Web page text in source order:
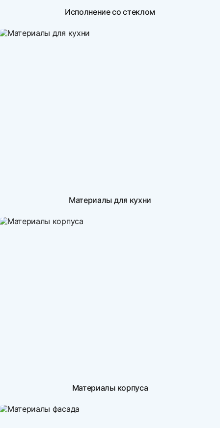
Исполнение со стеклом
Материалы для кухни
Материалы корпуса